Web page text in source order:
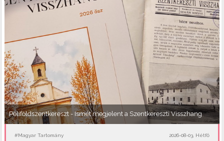
Péliföldszentkereszt - Ismét megjelent a Szentkereszti Visszhang
#Magyar Tartomány 2026-08-03, Hétfő